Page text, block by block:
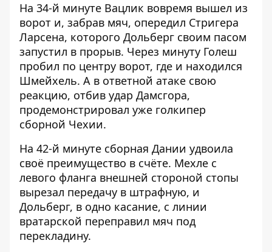
На 34-й минуте Вацлик вовремя вышел из
ворот и, забрав мяч, опередил Стригера
Ларсена, которого Дольберг своим пасом
запустил в прорыв. Через минуту Голеш
пробил по центру ворот, где и находился
Шмейхель. А в ответной атаке свою
реакцию, отбив удар Дамсгора,
продемонстрировал уже голкипер
сборной Чехии.
На 42-й минуте сборная Дании удвоила
своё преимущество в счёте. Мехле с
левого фланга внешней стороной стопы
вырезал передачу в штрафную, и
Дольберг, в одно касание, с линии
вратарской переправил мяч под
перекладину.